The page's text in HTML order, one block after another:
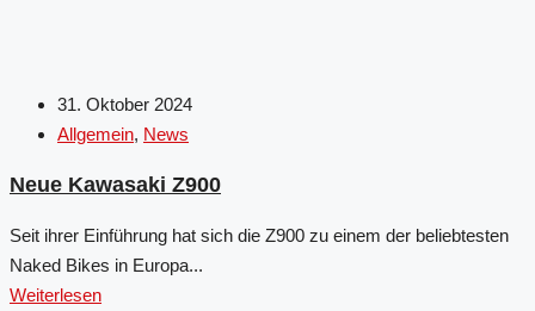
31. Oktober 2024
Allgemein, News
Neue Kawasaki Z900
Seit ihrer Einführung hat sich die Z900 zu einem der beliebtesten
Naked Bikes in Europa...
Weiterlesen